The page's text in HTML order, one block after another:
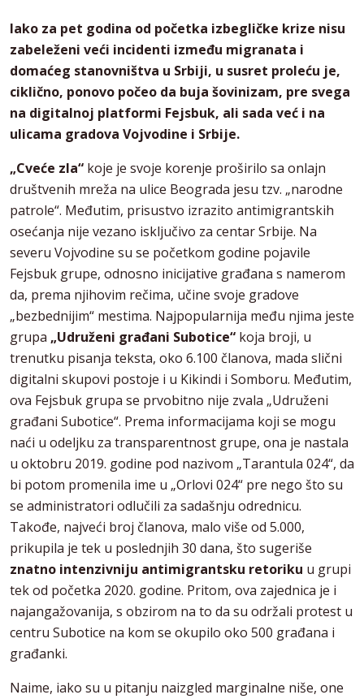
Iako za pet godina od početka izbegličke krize nisu
zabeleženi veći incidenti između migranata i
domaćeg stanovništva u Srbiji, u susret proleću je,
ciklično, ponovo počeo da buja šovinizam, pre svega
na digitalnoj platformi Fejsbuk, ali sada već i na
ulicama gradova Vojvodine i Srbije.
„Cveće zla“ koje je svoje korenje proširilo sa onlajn
društvenih mreža na ulice Beograda jesu tzv. „narodne
patrole“. Međutim, prisustvo izrazito antimigrantskih
osećanja nije vezano isključivo za centar Srbije. Na
severu Vojvodine su se početkom godine pojavile
Fejsbuk grupe, odnosno inicijative građana s namerom
da, prema njihovim rečima, učine svoje gradove
„bezbednijim“ mestima. Najpopularnija među njima jeste
grupa „Udruženi građani Subotice“ koja broji, u
trenutku pisanja teksta, oko 6.100 članova, mada slični
digitalni skupovi postoje i u Kikindi i Somboru. Međutim,
ova Fejsbuk grupa se prvobitno nije zvala „Udruženi
građani Subotice“. Prema informacijama koji se mogu
naći u odeljku za transparentnost grupe, ona je nastala
u oktobru 2019. godine pod nazivom „Tarantula 024“, da
bi potom promenila ime u „Orlovi 024“ pre nego što su
se administratori odlučili za sadašnju odrednicu.
Takođe, najveći broj članova, malo više od 5.000,
prikupila je tek u poslednjih 30 dana, što sugeriše
znatno intenzivniju antimigrantsku retoriku u grupi
tek od početka 2020. godine. Pritom, ova zajednica je i
najangažovanija, s obzirom na to da su održali protest u
centru Subotice na kom se okupilo oko 500 građana i
građanki.
Naime, iako su u pitanju naizgled marginalne niše, one